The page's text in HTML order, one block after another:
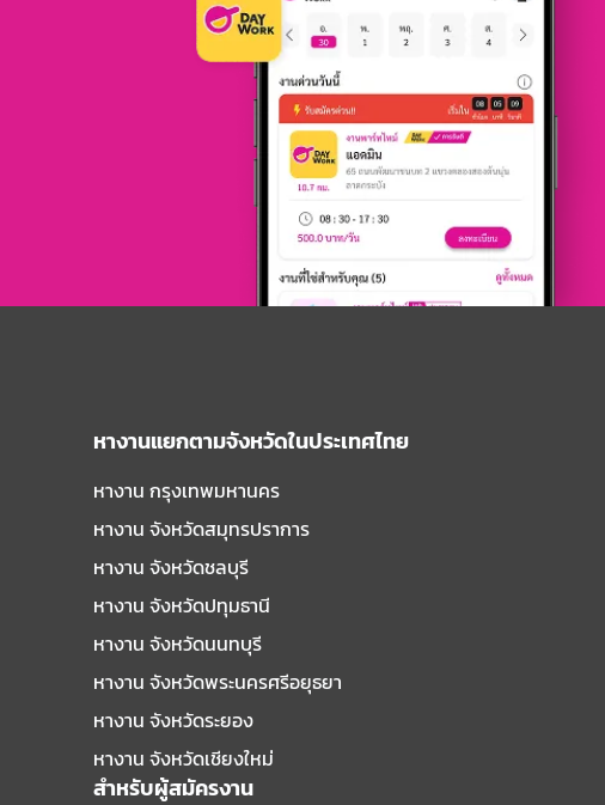
หางานแยกตามจังหวัดในประเทศไทย
หางาน กรุงเทพมหานคร
หางาน จังหวัดสมุทรปราการ
หางาน จังหวัดชลบุรี
หางาน จังหวัดปทุมธานี
หางาน จังหวัดนนทบุรี
หางาน จังหวัดพระนครศรีอยุธยา
หางาน จังหวัดระยอง
หางาน จังหวัดเชียงใหม่
สำหรับผู้สมัครงาน